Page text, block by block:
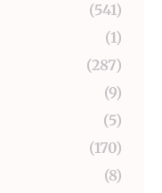
(541)
(1)
(287)
(9)
(5)
(170)
(8)